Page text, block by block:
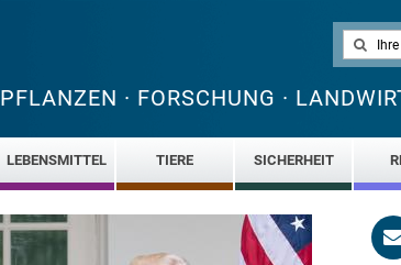
PFLANZEN · FORSCHUNG ·
LEBENSMITTEL TIERE SICHERHEIT